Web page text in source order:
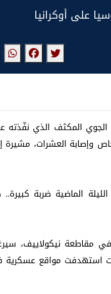
الجوي المكثف الذي نفّذته
السبت الأحد، فيما أفادت سلطات كييف بمقتل 4 أشخاص وإصابة العشرات،
الماضية ضربة
مقاطعة نيكولاييف،
استهدفت مواقع